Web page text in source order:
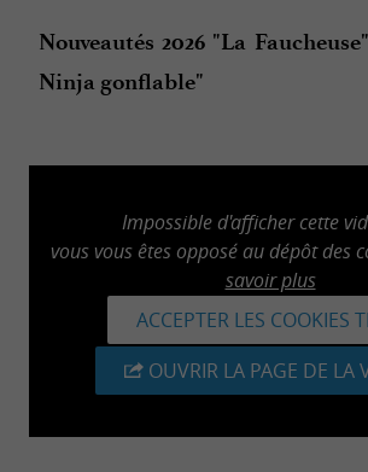
Nouveautés 2026 "La
Ninja gonflable"
Impossible d'afficher cette
vous vous êtes opposé au dépôt des
savoir plus
ACCEPTER LES COOKIES
OUVRIR LA PAGE DE LA